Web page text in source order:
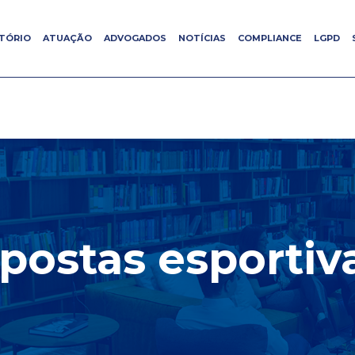
ATUAÇÃO ADVOGADOS NOTÍCIAS COMPLIANCE LGPD
ATUAÇÃO ADVOGADOS NOTÍCIAS COMPLIANCE LGPD